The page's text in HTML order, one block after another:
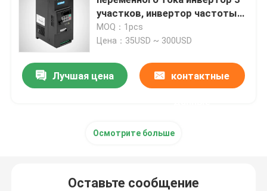
привод частоты vfd переменный
Стартер мотора мягкий
Инвертор лифта
участков, инвертор частоты
одиночной фазы 10ХП
MOQ：1pcs
Цена：35USD ~ 300USD
Лучшая цена контактные
Осмотрите больше
Оставьте сообщение